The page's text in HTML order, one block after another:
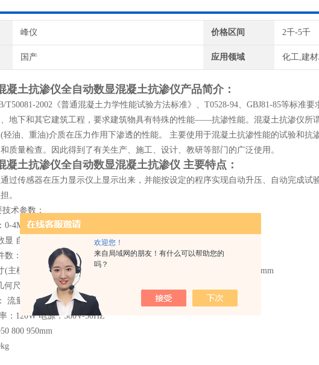
欢迎您！
来自局域网的朋友！有什么可以帮助您的
吗？
峰仪 价格区间 2千-5千
国产 应用领域 化工,建
凝土抗渗仪全自动数显混凝土抗渗仪产品简介：
T50081-2002《普通混凝土力学性能试验方法标准》、T0528-94、GBJ81-85等标准
地下和其它建筑工程，要求建筑物具有特殊的性能——抗渗性能。混凝土抗渗仪所
轻油、重油)介质在压力作用下渗透的性能。 主要使用于混凝土抗渗性能的试验和抗
质量检查。因此得到了有关生产、施工、设计、教研等部门的广泛使用。
凝土抗渗仪全自动数显混凝土抗渗仪 主要特点：
过传感器在压力显示仪上显示出来，并能按设定的程序实现自动升压、自动完成试
。
术参数：
0-4MPa
显 自动恒压且自动升压
：6个
(主模) ： 模腔上口直径：174.8mm 模腔下口直径：185mm 高度：153mm
尺寸(副模) ： 上口直径：175mm 下口直径：185mm 高度：150mm
流量：0.16L/min
：120W 电源：380V-50HZ
800 950mm